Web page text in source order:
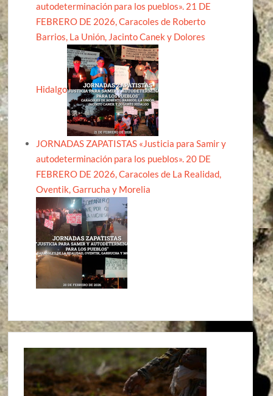
autodeterminación para los pueblos». 21 DE
FEBRERO DE 2026, Caracoles de Roberto
Barrios, La Unión, Jacinto Canek y Dolores
Hidalgo
JORNADAS ZAPATISTAS «Justicia para Samir y
autodeterminación para los pueblos». 20 DE
FEBRERO DE 2026, Caracoles de La Realidad,
Oventik, Garrucha y Morelia